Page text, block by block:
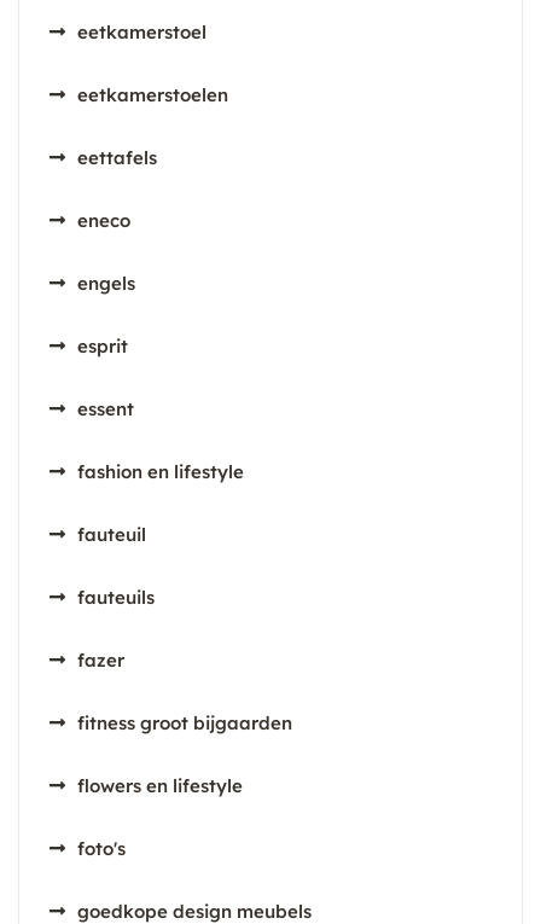
eetkamerstoel
eetkamerstoelen
eettafels
eneco
engels
esprit
essent
fashion en lifestyle
fauteuil
fauteuils
fazer
fitness groot bijgaarden
flowers en lifestyle
foto's
goedkope design meubels